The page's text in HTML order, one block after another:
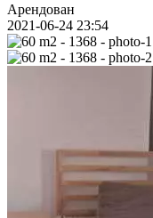
Арендован
2021-06-24 23:54